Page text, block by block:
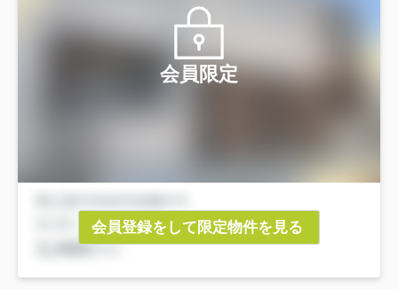
会員限定
会員登録をして限定物件を見る